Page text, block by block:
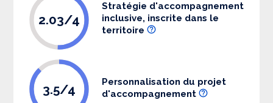
2.03/4
Stratégie d'accompagnement
inclusive, inscrite dans le
territoire
3.5/4
Personnalisation du projet
d'accompagnement